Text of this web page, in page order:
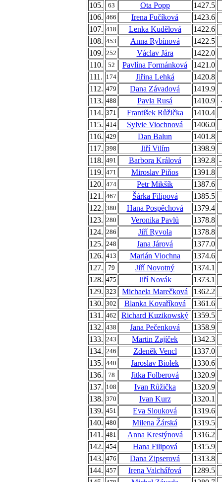
105.
63 Ota Popp
1427.5
106. 466 Irena Fučíková
1423.6
107. 418 Lenka Kudělová
1422.6
108. 453 Anna Rybínová
1422.5
109. 252 Václav Jára
1422.0
110.
52 Pavlína Formánková
1421.0
111. 174 Jiřina Lehká
1420.8
112. 479 Dana Závadová
1419.9
113. 488 Pavla Rusá 1410.9
114. 371 František Růžička
1410.4
115. 414 Sylvie Viochnová
1406.0
116. 429 Dan Balun
1401.8
117. 398 Jiří Vilím
1398.9
118. 491 Barbora Králová 1392.8
119. 471 Miroslav Piňos
1391.8
120. 474 Petr Mikšík
1387.6
121. 467 Šárka Filipová
1385.5
122. 380 Hana Pospěchová
1379.4
123. 280 Veronika Pavlů
1378.8
124. 286 Jiří Ryvola
1378.8
125. 248 Jana Járová
1377.0
126. 413 Marián Viochna
1374.6
127.
79 Jiří Novotný
1374.1
128. 475 Jiří Novák
1373.1
129. 323 Michaela Marečková
1362.2
130. 302 Blanka Kovaříková
1361.6
131. 462 Richard Kuzikowský
1359.5
132. 438 Jana Pečenková
1358.9
133. 243 Martin Zajíček
1342.3
134. 246 Zdeněk Vencl
1337.0
135. 440 Jaroslav Biolek
1330.6
136.
78 Jitka Folberová
1320.9
137. 108 Ivan Růžička
1320.9
138. 370 Ivan Kurz
1320.1
139. 451 Eva Slouková
1319.6
140. 480 Milena Žárská
1319.5
141. 481 Anna Krestýnová
1316.2
142. 454 Hana Filipová
1315.9
143. 476 Dana Zipserová
1313.8
144. 457 Irena Valchářová
1289.5